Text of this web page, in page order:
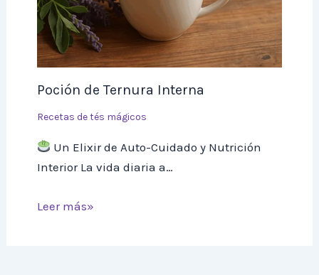
Poción de Ternura Interna
Recetas de tés mágicos
Un Elixir de Auto-Cuidado y Nutrición
Interior La vida diaria a…
Leer más»